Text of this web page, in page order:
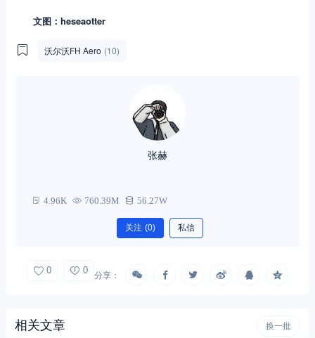
文图：heseaotter
沃尔沃FH Aero (10)
张赫
4.96K 760.39M 56.27W
关注 (0) 私信
0 0 分享：
相关文章 换一批